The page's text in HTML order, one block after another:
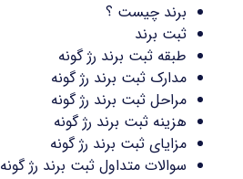
برند چیست ؟
ثبت برند
طبقه ثبت برند رژ گونه
مدارک ثبت برند رژ گونه
مراحل ثبت برند رژ گونه
هزینه ثبت برند رژ گونه
مزایای ثبت برند رژ گونه
سوالات متداول ثبت برند رژ گونه